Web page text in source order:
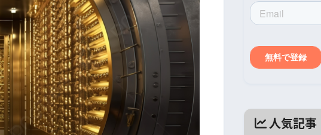
人気記事